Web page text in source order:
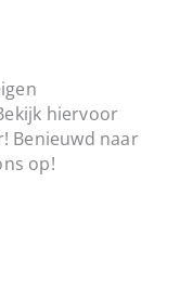
hiervoor
Benieuwd naar
op!